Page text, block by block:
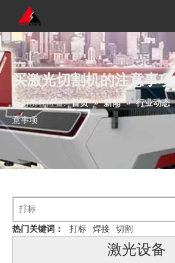
买激光切割机的注意事项
当前所在位置: 首页 » 新闻 » 行业动态
意事项
热门关键词： 打标 焊接 切割
激光设备